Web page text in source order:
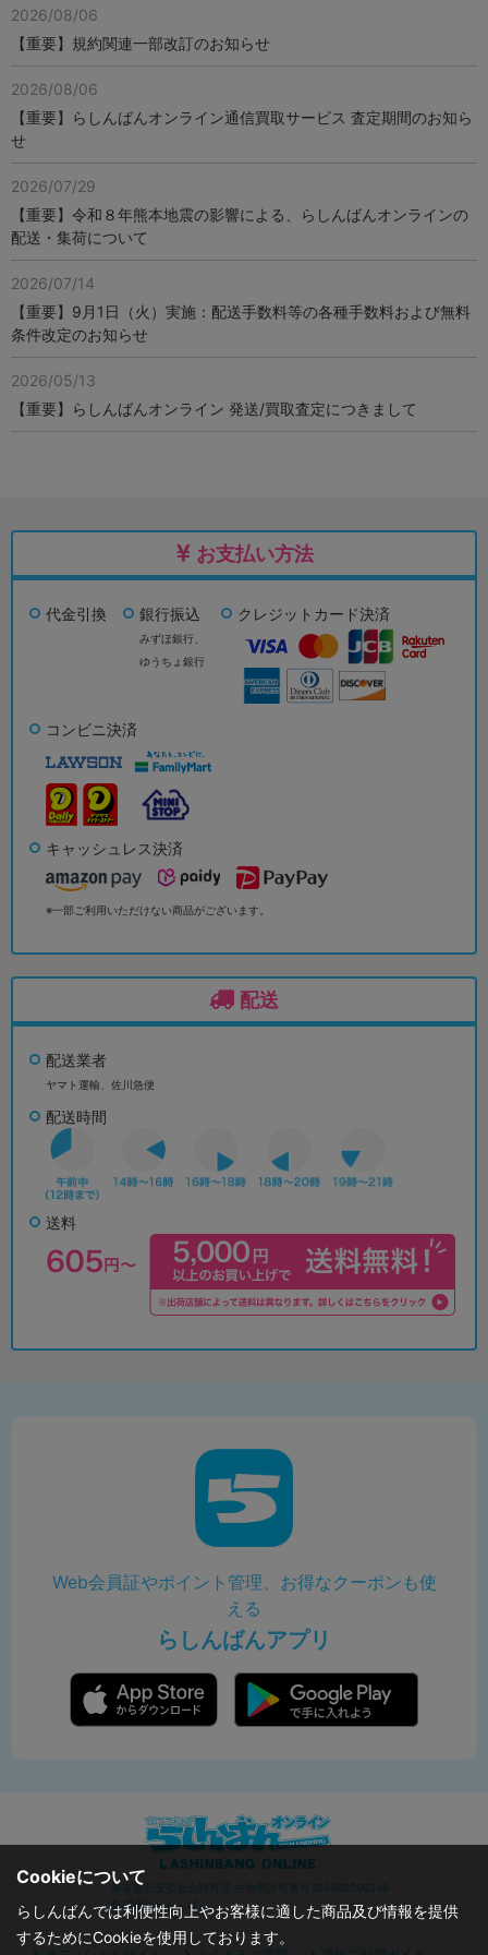
2026/08/06
【重要】規約関連一部改訂のお知らせ
2026/08/06
【重要】らしんばんオンライン通信買取サービス 査定期間のお知ら
せ
2026/07/29
【重要】令和８年熊本地震の影響による、らしんばんオンラインの
配送・集荷について
2026/07/14
【重要】9月1日（火）実施：配送手数料等の各種手数料および無料
条件改定のお知らせ
2026/05/13
【重要】らしんばんオンライン 発送/買取査定につきまして
お支払い方法
代金引換 銀行振込
みずほ銀行、
ゆうちょ銀行
クレジットカード決済
コンビニ決済
キャッシュレス決済
※一部ご利用いただけない商品がございます。
配送
配送業者
ヤマト運輸、佐川急便
配送時間
送料
Web会員証やポイント管理、お得なクーポンも使
える
らしんばんアプリ
東京都公安委員会許可済 古物商許可番号305500206246
株式会社らしんばん
Cookieについて
らしんばんでは利便性向上やお客様に適した商品及び情報を提供
するためにCookieを使用しております。